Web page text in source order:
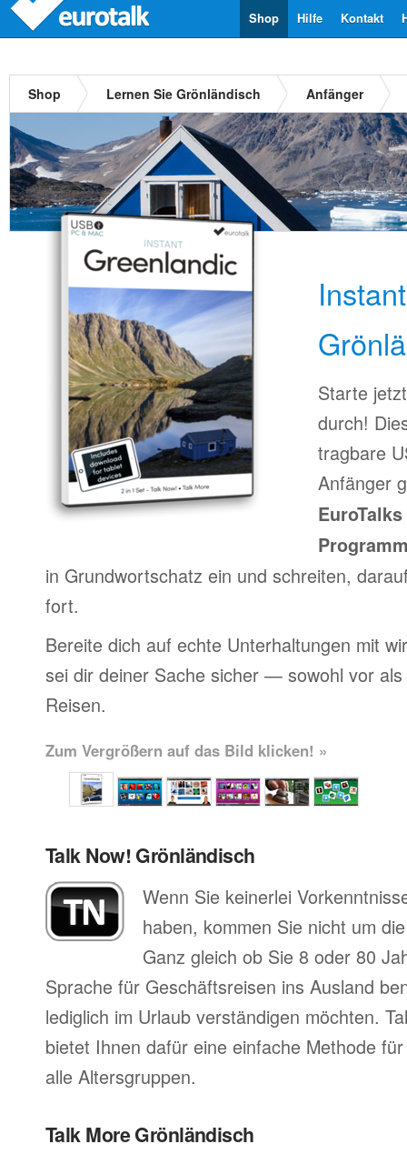
Kontakt
Hilfe
Shop
Shop Lernen Sie Grönländisch Anfänger
Starte
durch!
tragbare
Anfänger
in Grundwortschatz ein und schreiten,
fort.
Bereite dich auf echte Unterhaltungen mit
sei dir deiner Sache sicher — sowohl vor
Reisen.
Zum Vergrößern auf das Bild klicken! »
Talk Now! Grönländisch
Wenn Sie keinerlei
haben, kommen Sie nicht um
Ganz gleich ob Sie 8 oder 80
Sprache für Geschäftsreisen ins Ausland
lediglich im Urlaub verständigen möchten.
bietet Ihnen dafür eine einfache Methode
alle Altersgruppen.
Talk More Grönländisch